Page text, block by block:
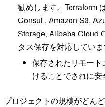
勧めします。Terraform
Consul , Amazon S3,
Storage, Alibaba Cloud
タス保存を対応していま
保存されたリモー
けることでされに安
プロジェクトの規模がどん